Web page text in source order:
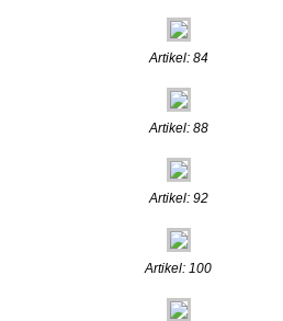
Artikel: 84
Artikel: 88
Artikel: 92
Artikel: 100